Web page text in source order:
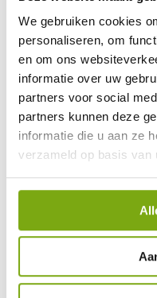
We gebruiken cookies
personaliseren, om
en om ons
informatie over uw
partners voor social
partners kunnen deze
informatie die u aan ze
verzameld op basis van